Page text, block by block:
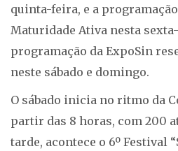
quinta-feira, e a
Maturidade Ativa nesta
programação da ExpoSin
neste sábado e domingo.
O sábado inicia no ritmo da
partir das 8 horas, com 200
tarde, acontece o 6º Festival